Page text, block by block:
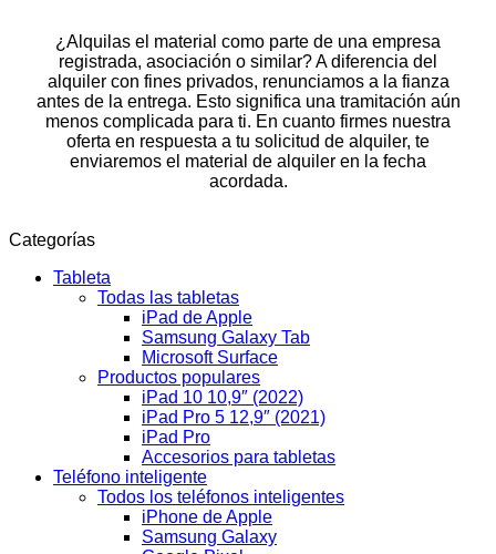
¿Alquilas el material como parte de una empresa
registrada, asociación o similar? A diferencia del
alquiler con fines privados, renunciamos a la fianza
antes de la entrega. Esto significa una tramitación aún
menos complicada para ti. En cuanto firmes nuestra
oferta en respuesta a tu solicitud de alquiler, te
enviaremos el material de alquiler en la fecha
acordada.
Categorías
Tableta
Todas las tabletas
iPad de Apple
Samsung Galaxy Tab
Microsoft Surface
Productos populares
iPad 10 10,9″ (2022)
iPad Pro 5 12,9″ (2021)
iPad Pro
Accesorios para tabletas
Teléfono inteligente
Todos los teléfonos inteligentes
iPhone de Apple
Samsung Galaxy